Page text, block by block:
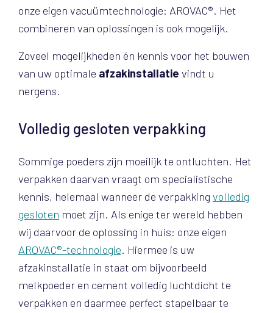
onze eigen vacuümtechnologie: AROVAC®. Het
combineren van oplossingen is ook mogelijk.
Zoveel mogelijkheden én kennis voor het bouwen
van uw optimale afzakinstallatie vindt u
nergens.
Volledig gesloten verpakking
Sommige poeders zijn moeilijk te ontluchten. Het
verpakken daarvan vraagt om specialistische
kennis, helemaal wanneer de verpakking volledig
gesloten moet zijn. Als enige ter wereld hebben
wij daarvoor de oplossing in huis: onze eigen
AROVAC®-technologie. Hiermee is uw
afzakinstallatie in staat om bijvoorbeeld
melkpoeder en cement volledig luchtdicht te
verpakken en daarmee perfect stapelbaar te